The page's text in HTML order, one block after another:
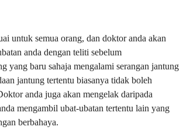
untuk semua orang, dan doktor anda akan
anda dengan teliti sebelum
yang baru sahaja mengalami serangan jantung
jantung tertentu biasanya tidak boleh
anda juga akan mengelak daripada
mengambil ubat-ubatan tertentu lain yang
berbahaya.